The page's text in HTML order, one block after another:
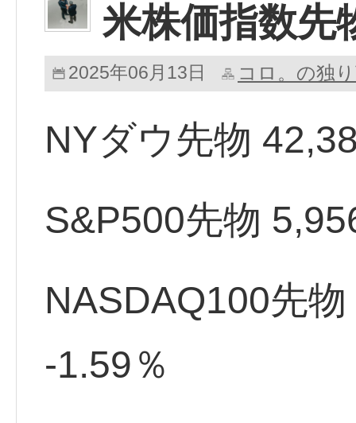
米株価指数先
2025年06月13日 コロ。の独
NYダウ先物
S&P500先物
NASDAQ100先
-1.59％